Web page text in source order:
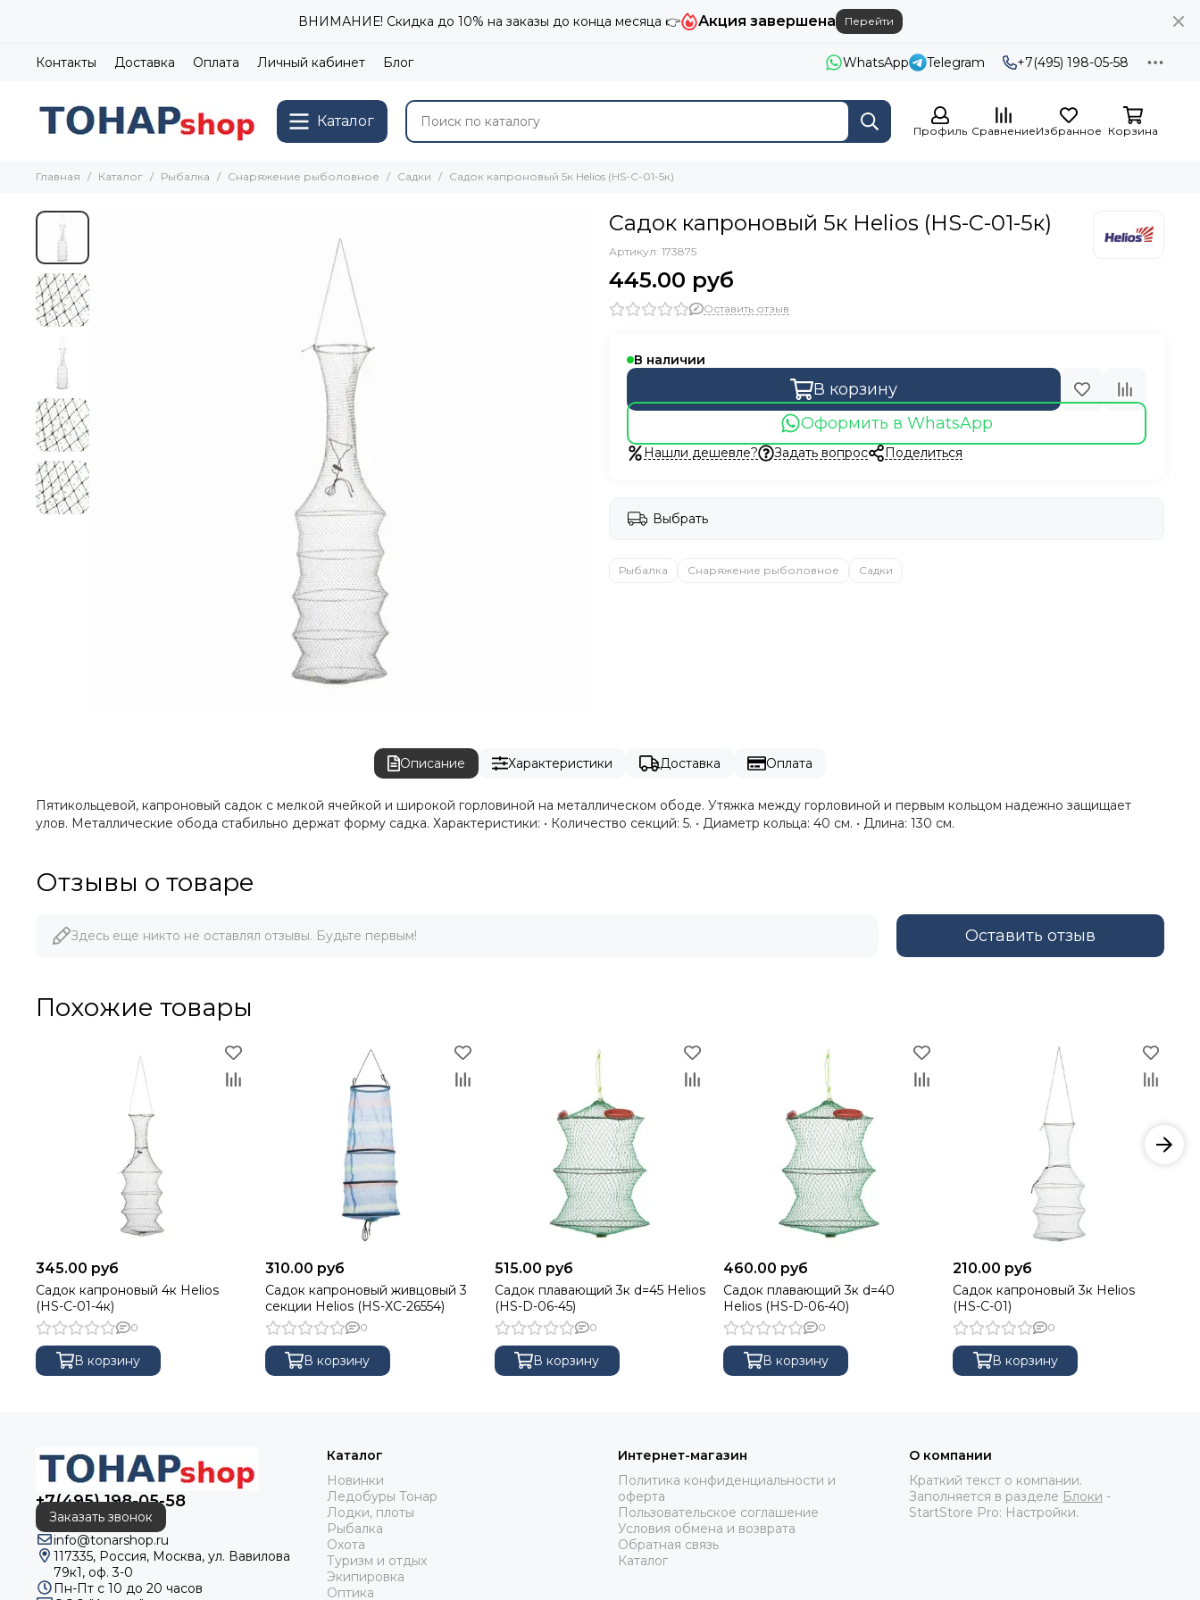
ВНИМАНИЕ! Скидка до 10% на заказы до конца месяца 👉 Акция завершена Перейти
Контакты Доставка Оплата Личный кабинет Блог WhatsApp Telegram +7(495) 198-05-58
Каталог
Профиль СравнениеИзбранное Корзина
Главная Каталог Рыбалка Снаряжение рыболовное Садки Садок капроновый 5к Helios (HS-C-01-5к)
Садок капроновый 5к Helios (HS-C-01-5к)
Артикул: 173875
445.00 руб
Оставить отзыв
В наличии
В корзину
Оформить в WhatsApp
Нашли дешевле? Задать вопрос Поделиться
Выбрать
Рыбалка Снаряжение рыболовное Садки
Описание Характеристики Доставка Оплата
Пятикольцевой, капроновый садок с мелкой ячейкой и широкой горловиной на металлическом ободе. Утяжка между горловиной и первым кольцом надежно защищает
улов. Металлические обода стабильно держат форму садка. Характеристики: • Количество секций: 5. • Диаметр кольца: 40 см. • Длина: 130 см.
Отзывы о товаре
Здесь еще никто не оставлял отзывы. Будьте первым! Оставить отзыв
Похожие товары
345.00 руб
Садок капроновый 4к Helios
(HS-C-01-4к)
0
В корзину
310.00 руб
Садок капроновый живцовый 3
секции Helios (HS-XC-26554)
0
В корзину
515.00 руб
Садок плавающий 3к d=45 Helios
(HS-D-06-45)
0
В корзину
460.00 руб
Садок плавающий 3к d=40
Helios (HS-D-06-40)
0
В корзину
210.00 руб
Садок капроновый 3к Helios
(HS-C-01)
0
В корзину
+7(495) 198-05-58
Заказать звонок
info@tonarshop.ru
117335, Россия, Москва, ул. Вавилова
79к1, оф. 3-0
Пн-Пт с 10 до 20 часов
Каталог
Новинки
Ледобуры Тонар
Лодки, плоты
Рыбалка
Охота
Туризм и отдых
Экипировка
Оптика
Интернет-магазин
Политика конфиденциальности и
оферта
Пользовательское соглашение
Условия обмена и возврата
Обратная связь
Каталог
О компании
Краткий текст о компании.
Заполняется в разделе Блоки -
StartStore Pro: Настройки.